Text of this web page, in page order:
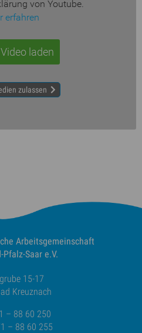
von Youtube.
erfahren
laden
zulassen
Arbeitsgemeinschaft
Pfalz-Saar e.V.
15-17
Kreuznach
– 88 60 250
– 88 60 255